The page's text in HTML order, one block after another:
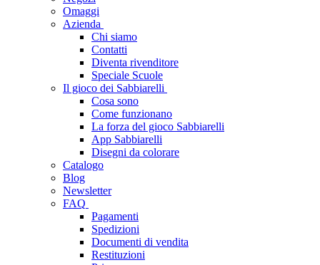
Omaggi
Azienda
Chi siamo
Contatti
Diventa rivenditore
Speciale Scuole
Il gioco dei Sabbiarelli
Cosa sono
Come funzionano
La forza del gioco Sabbiarelli
App Sabbiarelli
Disegni da colorare
Catalogo
Blog
Newsletter
FAQ
Pagamenti
Spedizioni
Documenti di vendita
Restituzioni